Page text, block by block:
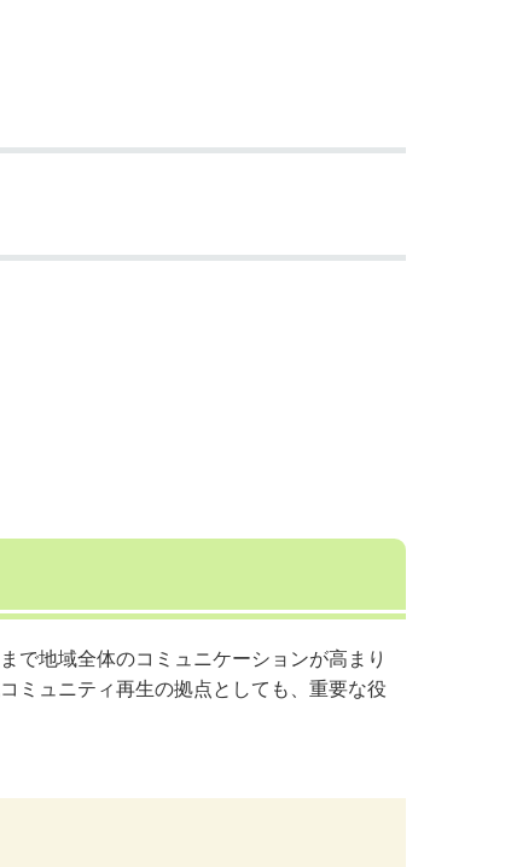
で地域全体のコミュニケーションが高まり
ミュニティ再生の拠点としても、重要な役